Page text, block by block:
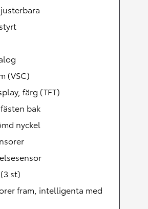
(VSC)
färg (TFT)
bak
nyckel
st)
fram, intelligenta med